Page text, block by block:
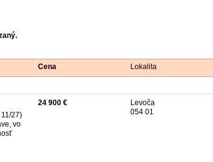
Cena Lokalita
27)
vo
24 900 €
Levoča
054 01